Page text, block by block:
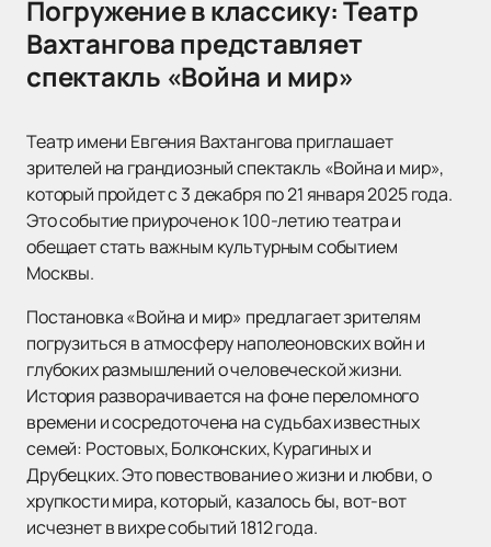
Погружение в классику: Театр
Вахтангова представляет
спектакль «Война и мир»
Театр имени Евгения Вахтангова приглашает
зрителей на грандиозный спектакль «Война и мир»,
который пройдет с 3 декабря по 21 января 2025 года.
Это событие приурочено к 100-летию театра и
обещает стать важным культурным событием
Москвы.
Постановка «Война и мир» предлагает зрителям
погрузиться в атмосферу наполеоновских войн и
глубоких размышлений о человеческой жизни.
История разворачивается на фоне переломного
времени и сосредоточена на судьбах известных
семей: Ростовых, Болконских, Курагиных и
Друбецких. Это повествование о жизни и любви, о
хрупкости мира, который, казалось бы, вот-вот
исчезнет в вихре событий 1812 года.